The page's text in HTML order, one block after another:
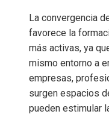
La convergencia
favorece la
más activas, ya
mismo entorno a
empresas,
surgen espacios
pueden estimular